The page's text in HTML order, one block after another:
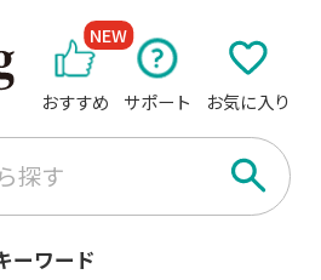
おすすめ
NEW
サポート お気に入り
ーワード